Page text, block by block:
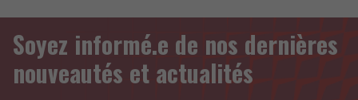
Soyez informé.e de nos dernières
nouveautés et actualités